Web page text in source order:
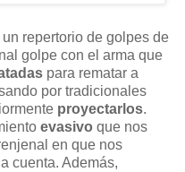
repertorio de golpes de
golpe con el arma que
para rematar a
por tradicionales
proyectarlos.
evasivo que nos
en que nos
cuenta. Además,